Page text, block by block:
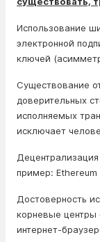
Использование
электронной
ключей
Существование
доверительных
исполняемых
исключает
пример:
Достоверность
корневые центры
интернет-